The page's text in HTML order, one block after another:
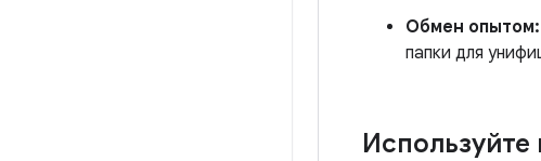
Обмен опытом:
папки для